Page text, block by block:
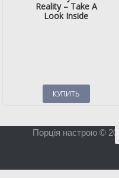
Порція настрою ©